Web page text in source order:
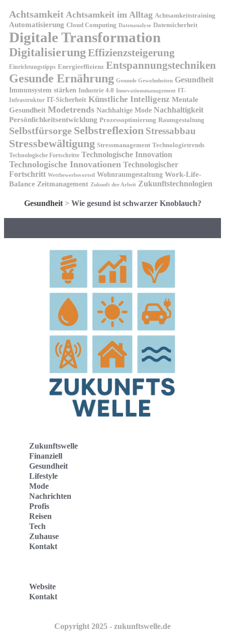
Achtsamkeit Achtsamkeit im Alltag Achtsamkeitstraining
Automatisierung Cloud Computing Datenanalyse Datensicherheit
Digitale Transformation
Digitalisierung Effizienzsteigerung
Einrichtungstipps Energieeffizienz Entspannungstechniken
Gesunde Ernährung Gesunde Gewohnheiten Gesundheit
Immunsystem stärken Industrie 4.0 Innovationsmanagement IT-
Infrastruktur IT-Sicherheit Künstliche Intelligenz Mentale
Gesundheit Modetrends Nachhaltige Mode Nachhaltigkeit
Persönlichkeitsentwicklung Prozessoptimierung Raumgestaltung
Selbstfürsorge Selbstreflexion Stressabbau
Stressbewältigung Stressmanagement Technologietrends
Technologische Fortschritte Technologische Innovation
Technologische Innovationen Technologischer
Fortschritt Wettbewerbsvorteil Wohnraumgestaltung Work-Life-
Balance Zeitmanagement Zukunft der Arbeit Zukunftstechnologien
Gesundheit> Wie gesund ist schwarzer Knoblauch?
Zukunftswelle
Finanziell
Gesundheit
Lifestyle
Mode
Nachrichten
Profis
Reisen
Tech
Zuhause
Kontakt
Website
Kontakt
Copyright 2025 - zukunftswelle.de